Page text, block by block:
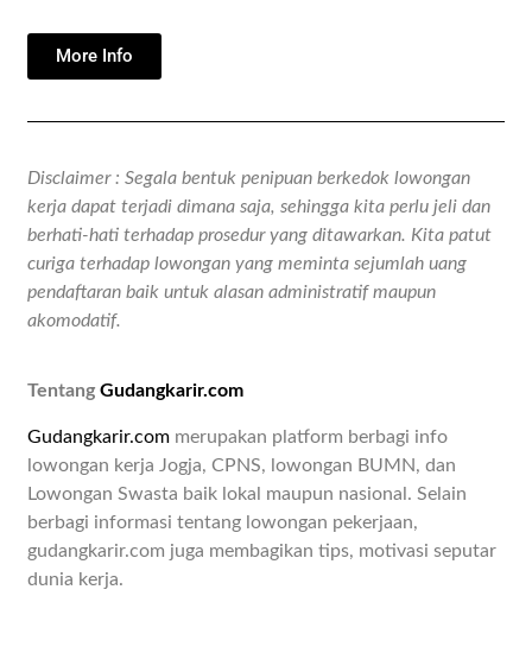
More Info
Disclaimer : Segala bentuk penipuan berkedok lowongan
kerja dapat terjadi dimana saja, sehingga kita perlu jeli dan
berhati-hati terhadap prosedur yang ditawarkan. Kita patut
curiga terhadap lowongan yang meminta sejumlah uang
pendaftaran baik untuk alasan administratif maupun
akomodatif.
TentangGudangkarir.com
Gudangkarir.com merupakan platform berbagi info
lowongan kerja Jogja, CPNS, lowongan BUMN, dan
Lowongan Swasta baik lokal maupun nasional. Selain
berbagi informasi tentang lowongan pekerjaan,
gudangkarir.com juga membagikan tips, motivasi seputar
dunia kerja.